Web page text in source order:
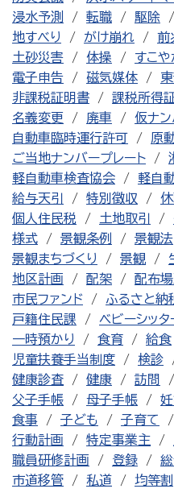
浸水予測
転職 駆除
地すべり
がけ崩れ 前
土砂災害
体操 すこや
電子申告
磁気媒体
非課税証明書
課税所得
名義変更
廃車
仮ナ
自動車臨時運行許可
原
ご当地ナンバープレート
軽自動車検査協会
軽自
給与天引
特別徴収
個人住民税
土地取引
様式
景観条例 景観法
景観まちづくり
景観
地区計画
配架 配布
市民ファンド
ふるさと納
戸籍住民課
ベビーシッタ
一時預かり
食育 給食
児童扶養手当制度
検診
健康診査
健康 訪問
父子手帳
母子手帳
食事
子ども 子育て
行動計画
特定事業主
職員研修計画
登録
市道移管
私道 均等割